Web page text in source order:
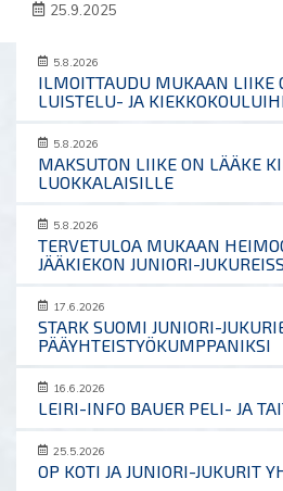
25.9.2025
5.8.2026
ILMOITTAUDU MUKAAN LIIKE
LUISTELU- JA
5.8.2026
MAKSUTON LIIKE ON LÄÄKE
LUOKKALAISILLE
5.8.2026
TERVETULOA MUKAAN
JÄÄKIEKON JUNIORI-
17.6.2026
STARK SUOMI JUNIORI-
PÄÄYHTEISTYÖKUMPPANIKSI
16.6.2026
LEIRI-INFO BAUER PELI- JA
25.5.2026
OP KOTI JA JUNIORI-JUKURIT